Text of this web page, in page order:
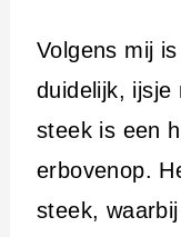
Volgens mij
duidelijk, ijsje
steek is een
erbovenop.
steek,